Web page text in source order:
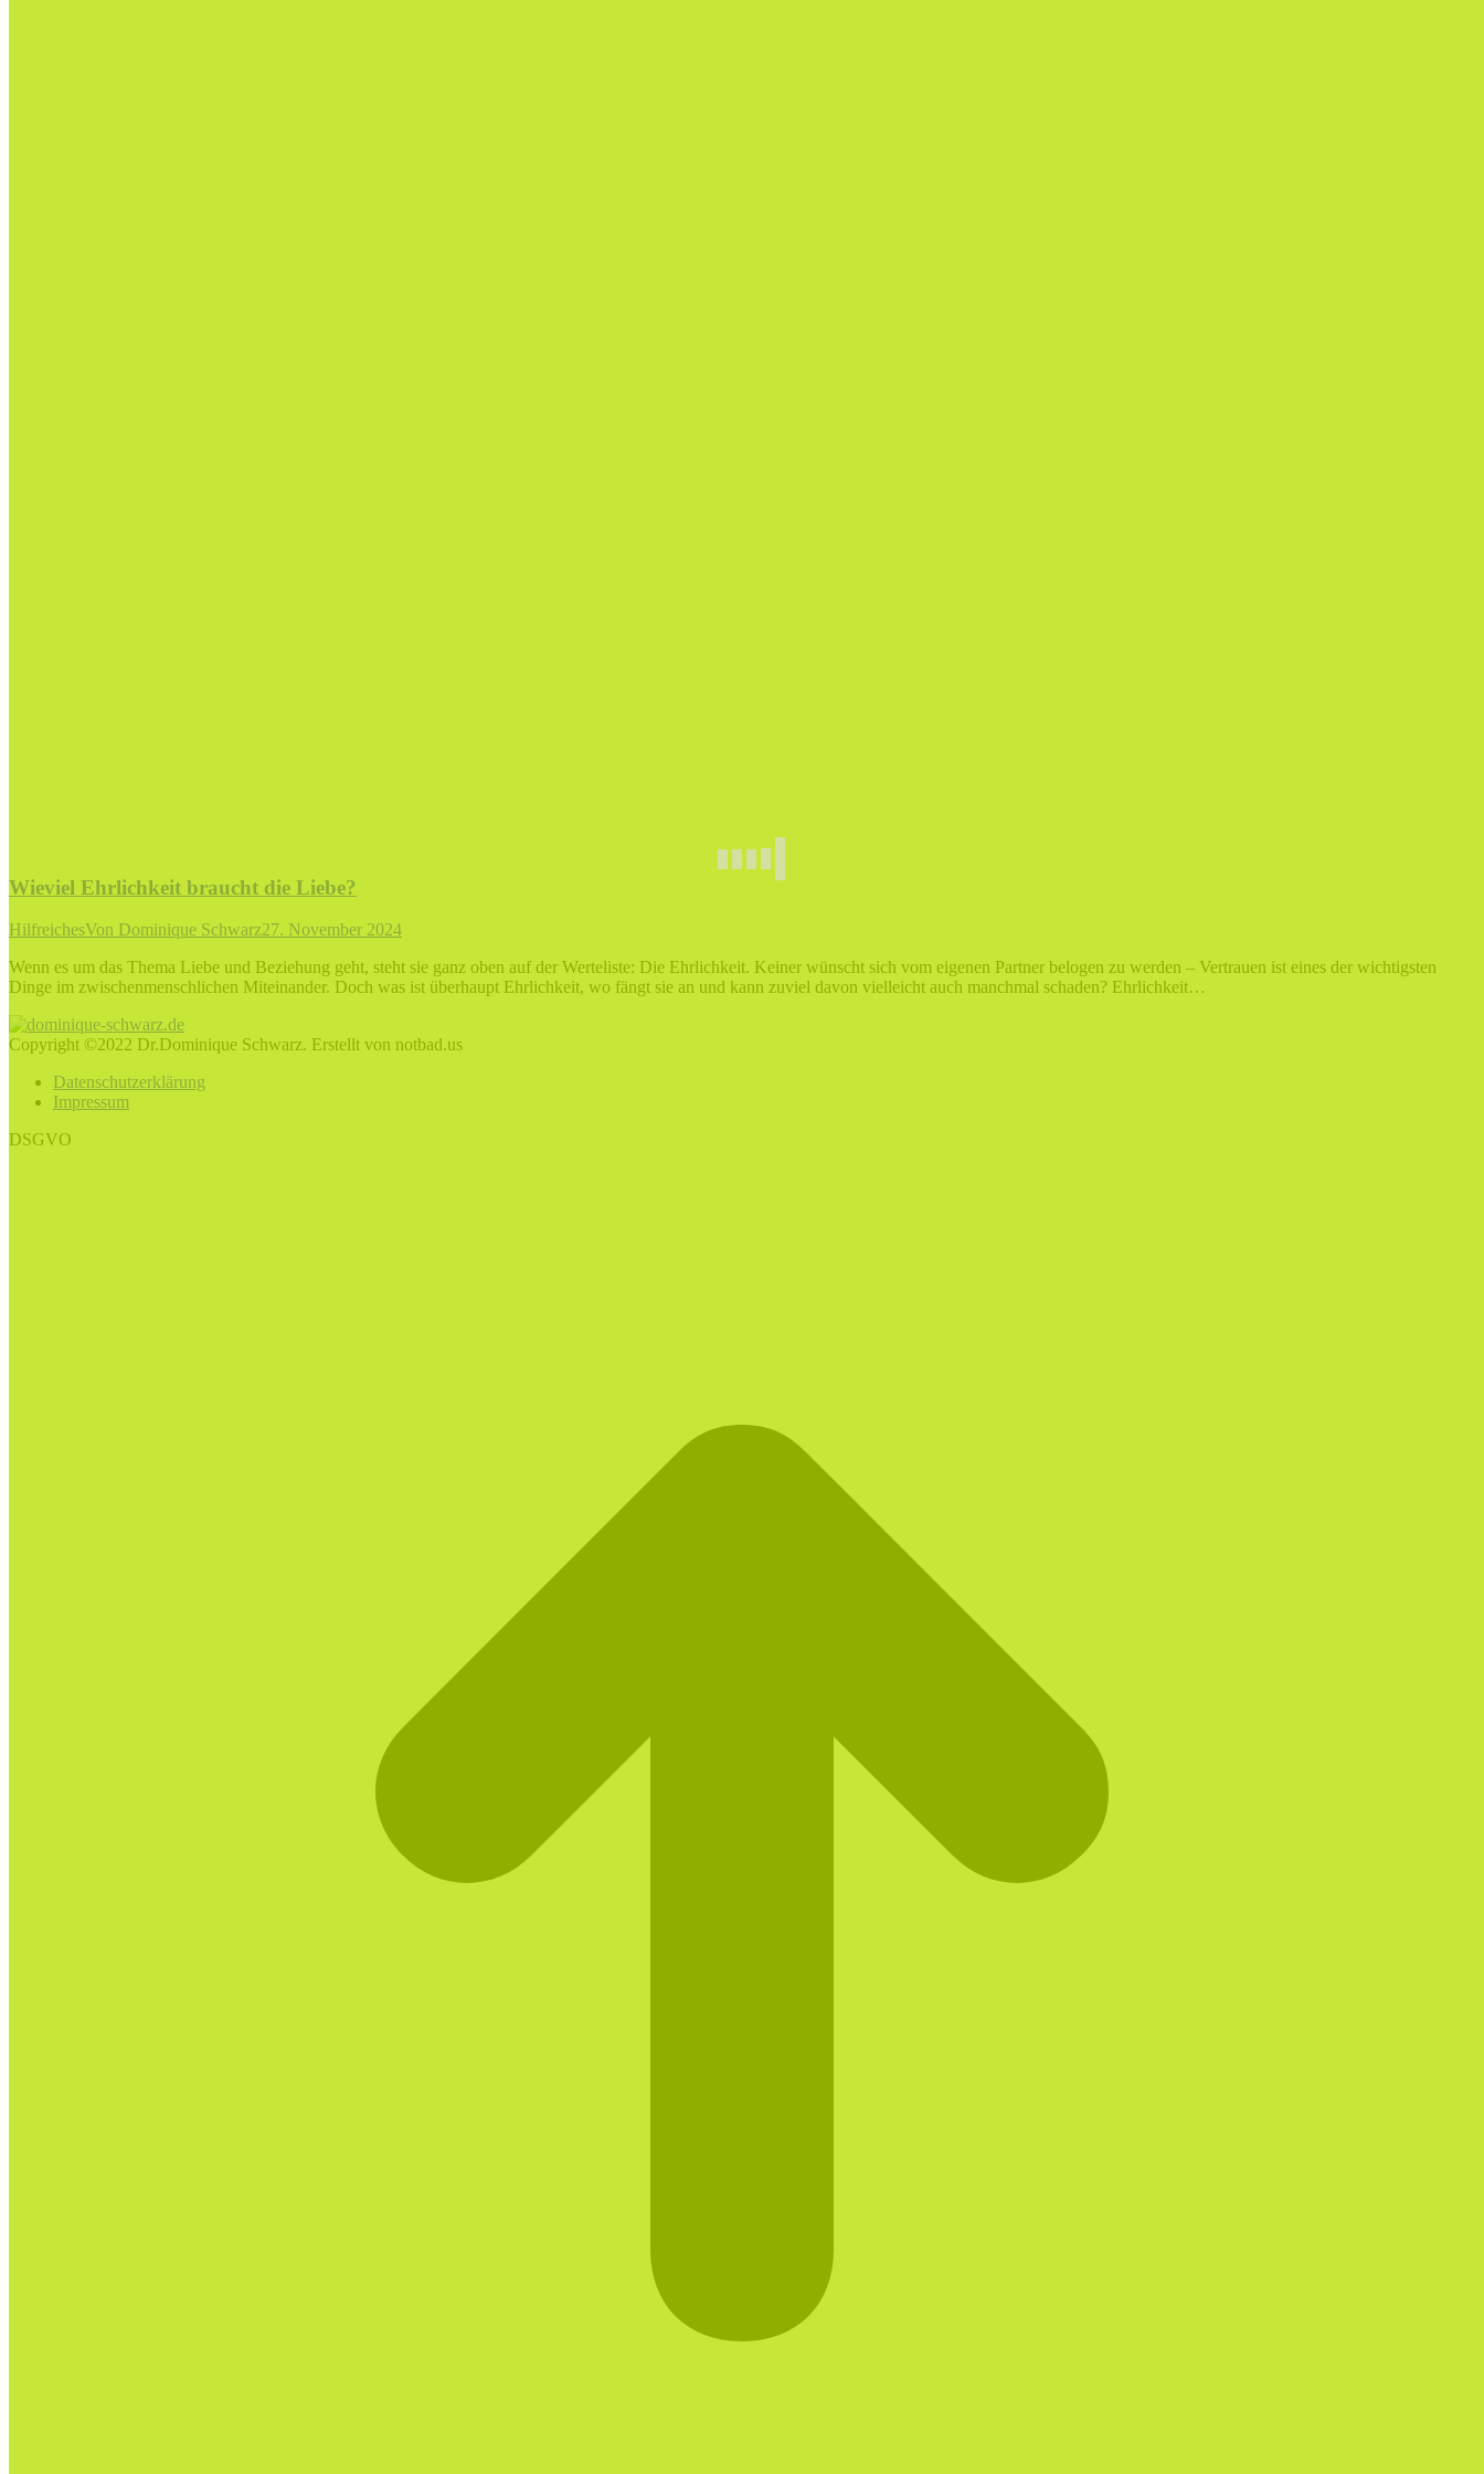
Wieviel Ehrlichkeit braucht die Liebe?
HilfreichesVon Dominique Schwarz27. November 2024
Wenn es um das Thema Liebe und Beziehung geht, steht sie ganz oben auf der Werteliste: Die Ehrlichkeit. Keiner wünscht sich vom eigenen Partner belogen zu werden – Vertrauen ist eines der wichtigsten
Dinge im zwischenmenschlichen Miteinander. Doch was ist überhaupt Ehrlichkeit, wo fängt sie an und kann zuviel davon vielleicht auch manchmal schaden? Ehrlichkeit…
Copyright ©2022 Dr.Dominique Schwarz. Erstellt von notbad.us
Datenschutzerklärung
Impressum
DSGVO